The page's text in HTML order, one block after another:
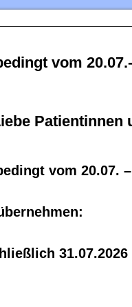
vom
Patientinnen
vom 20.07.
31.07.2026